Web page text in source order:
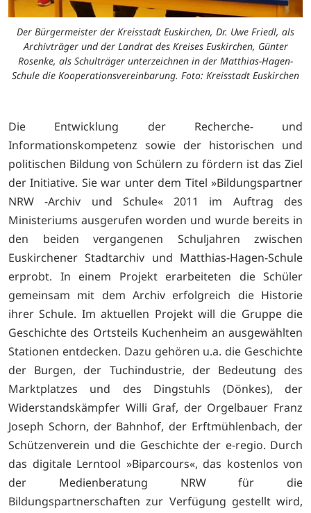
Der Bürgermeister der Kreisstadt Euskirchen, Dr. Uwe Friedl, als
Archivträger und der Landrat des Kreises Euskirchen, Günter
Rosenke, als Schulträger unterzeichnen in der Matthias-Hagen-
Schule die Kooperationsvereinbarung. Foto: Kreisstadt Euskirchen
Die Entwicklung der Recherche- und
Informationskompetenz sowie der historischen und
politischen Bildung von Schülern zu fördern ist das Ziel
der Initiative. Sie war unter dem Titel »Bildungspartner
NRW -Archiv und Schule« 2011 im Auftrag des
Ministeriums ausgerufen worden und wurde bereits in
den beiden vergangenen Schuljahren zwischen
Euskirchener Stadtarchiv und Matthias-Hagen-Schule
erprobt. In einem Projekt erarbeiteten die Schüler
gemeinsam mit dem Archiv erfolgreich die Historie
ihrer Schule. Im aktuellen Projekt will die Gruppe die
Geschichte des Ortsteils Kuchenheim an ausgewählten
Stationen entdecken. Dazu gehören u.a. die Geschichte
der Burgen, der Tuchindustrie, der Bedeutung des
Marktplatzes und des Dingstuhls (Dönkes), der
Widerstandskämpfer Willi Graf, der Orgelbauer Franz
Joseph Schorn, der Bahnhof, der Erftmühlenbach, der
Schützenverein und die Geschichte der e-regio. Durch
das digitale Lerntool »Biparcours«, das kostenlos von
der Medienberatung NRW für die
Bildungspartnerschaften zur Verfügung gestellt wird,